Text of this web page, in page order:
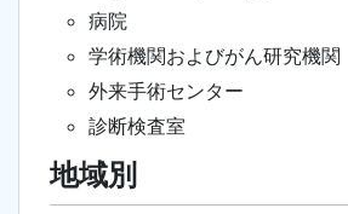
病院
学術機関およびがん研究機関
外来手術センター
診断検査室
地域別